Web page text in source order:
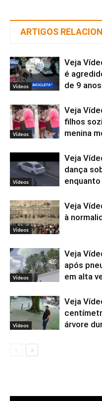
ARTIGOS
Vídeos
Veja
é
de 9
Vídeos
Veja
filhos
menina
Vídeos
Veja
dança
Vídeos
Veja
à
Vídeos
Veja
após
em alta
Vídeos
Veja
árvore